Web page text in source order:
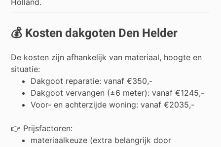
💰 Kosten dakgoten Den Helder
De kosten zijn afhankelijk van materiaal, hoogte en
situatie:
Dakgoot reparatie: vanaf €350,-
Dakgoot vervangen (±6 meter): vanaf €1245,-
Voor- en achterzijde woning: vanaf €2035,-
👉 Prijsfactoren:
materiaalkeuze (extra belangrijk door